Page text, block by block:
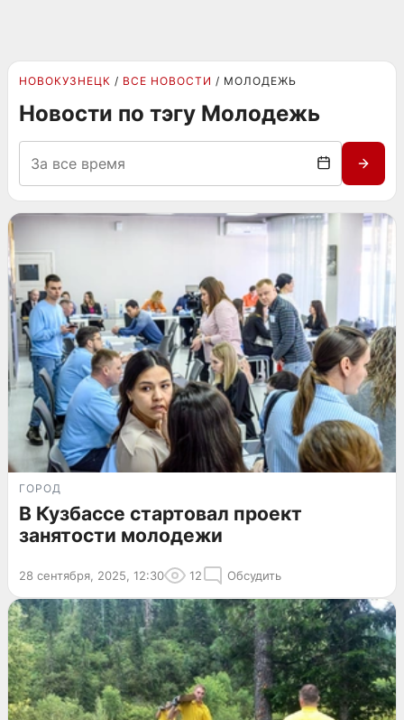
НОВОКУЗНЕЦК ВСЕ НОВОСТИ МОЛОДЕЖЬ
Новости по тэгу Молодежь
ГОРОД
В Кузбассе стартовал проект
занятости молодежи
28 сентября, 2025, 12:30 12 Обсудить